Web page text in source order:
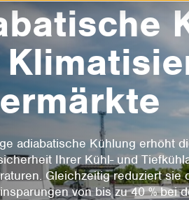
adiabatische Kühlung erhöht
Ihrer Kühl- und
Gleichzeitig reduziert sie
von bis zu 40 % bei